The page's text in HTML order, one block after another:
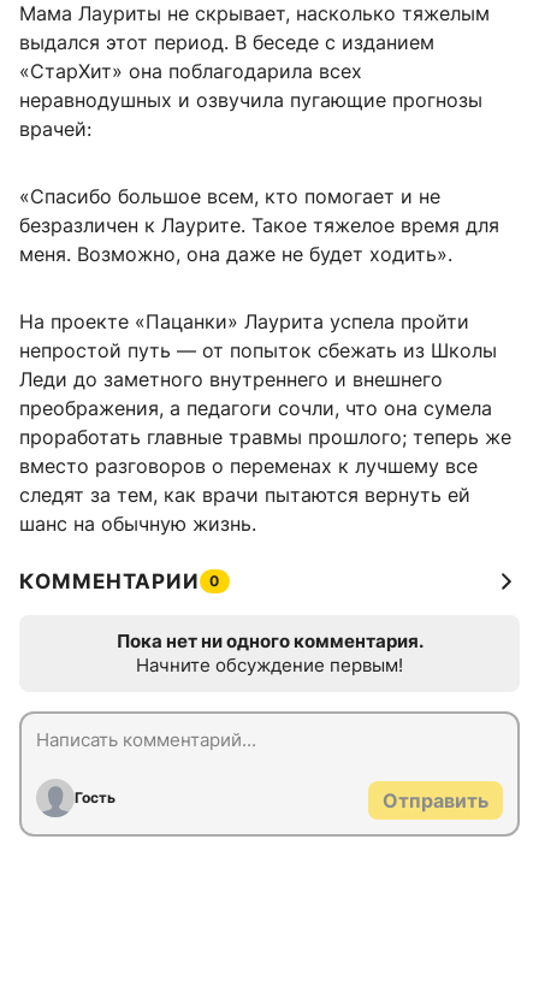
Мама Лауриты не скрывает, насколько тяжелым
выдался этот период. В беседе с изданием
«СтарХит» она поблагодарила всех
неравнодушных и озвучила пугающие прогнозы
врачей:
«Спасибо большое всем, кто помогает и не
безразличен к Лаурите. Такое тяжелое время для
меня. Возможно, она даже не будет ходить».
На проекте «Пацанки» Лаурита успела пройти
непростой путь — от попыток сбежать из Школы
Леди до заметного внутреннего и внешнего
преображения, а педагоги сочли, что она сумела
проработать главные травмы прошлого; теперь же
вместо разговоров о переменах к лучшему все
следят за тем, как врачи пытаются вернуть ей
шанс на обычную жизнь.
КОММЕНТАРИИ 0
Пока нет ни одного комментария.
Начните обсуждение первым!
Гость Отправить